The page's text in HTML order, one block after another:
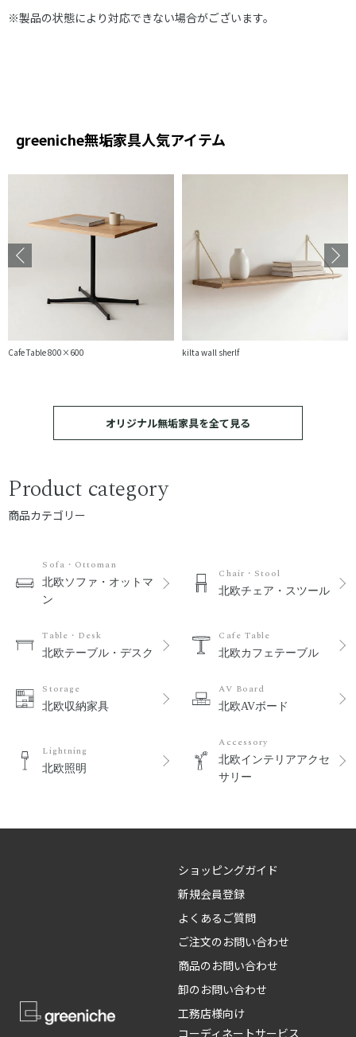
※製品の状態により対応できない場合がございます。
reeniche無垢家具人気アイテム
Cafe Table 800×600 kilta wall sherlf
オリジナル無垢家具を全て見る
Product category
商品カテゴリー
Sofa・Ottoman
北欧ソファ・オットマ
ン
Chair・Stool
北欧チェア・スツール
Table・Desk
北欧テーブル・デスク
Cafe Table
北欧カフェテーブル
Storage
北欧収納家具
AV Board
北欧AVボード
Lightning
北欧照明
Accessory
北欧インテリアアクセ
サリー
ショッピングガイド
新規会員登録
よくあるご質問
ご注文のお問い合わせ
商品のお問い合わせ
卸のお問い合わせ
工務店様向け
コーディネートサービス